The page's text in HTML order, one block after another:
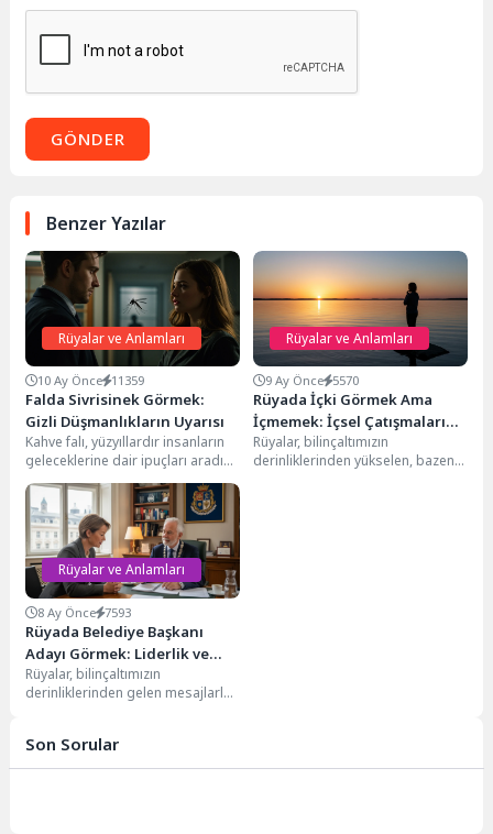
GÖNDER
Benzer Yazılar
Rüyalar ve Anlamları
10 Ay Önce 11359
Falda Sivrisinek Görmek:
Gizli Düşmanlıkların Uyarısı
Kahve falı, yüzyıllardır insanların
geleceklerine dair ipuçları aradığı,
sembollerin derin anlamlar
taşıdığı eski bir gelenektir....
Rüyalar ve Anlamları
9 Ay Önce 5570
Rüyada İçki Görmek Ama
İçmemek: İçsel Çatışmaların
Şifresi
Rüyalar, bilinçaltımızın
derinliklerinden yükselen, bazen
Rüyalar ve Anlamları
8 Ay Önce 7593
Rüyada Belediye Başkanı
Adayı Görmek: Liderlik ve
Başarı Sembolü
Rüyalar, bilinçaltımızın
derinliklerinden gelen mesajlarla
toplumsal figürlerin...
Son Sorular